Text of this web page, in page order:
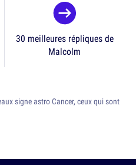
30 meilleures répliques de
Malcolm
signe astro Cancer, ceux qui sont